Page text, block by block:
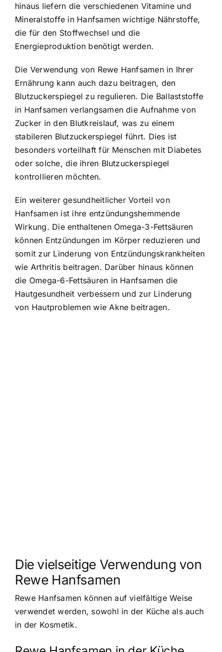
hinaus liefern die verschiedenen Vitamine und
Mineralstoffe in Hanfsamen wichtige Nährstoffe,
die für den Stoffwechsel und die
Energieproduktion benötigt werden.
Die Verwendung von Rewe Hanfsamen in Ihrer
Ernährung kann auch dazu beitragen, den
Blutzuckerspiegel zu regulieren. Die Ballaststoffe
in Hanfsamen verlangsamen die Aufnahme von
Zucker in den Blutkreislauf, was zu einem
stabileren Blutzuckerspiegel führt. Dies ist
besonders vorteilhaft für Menschen mit Diabetes
oder solche, die ihren Blutzuckerspiegel
kontrollieren möchten.
Ein weiterer gesundheitlicher Vorteil von
Hanfsamen ist ihre entzündungshemmende
Wirkung. Die enthaltenen Omega-3-Fettsäuren
können Entzündungen im Körper reduzieren und
somit zur Linderung von Entzündungskrankheiten
wie Arthritis beitragen. Darüber hinaus können
die Omega-6-Fettsäuren in Hanfsamen die
Hautgesundheit verbessern und zur Linderung
von Hautproblemen wie Akne beitragen.
Die vielseitige Verwendung von
Rewe Hanfsamen
Rewe Hanfsamen können auf vielfältige Weise
verwendet werden, sowohl in der Küche als auch
in der Kosmetik.